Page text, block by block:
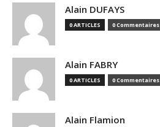
Alain DUFAYS
0 ARTICLES 0 Commentaires
Alain FABRY
0 ARTICLES 0 Commentaires
Alain Flamion